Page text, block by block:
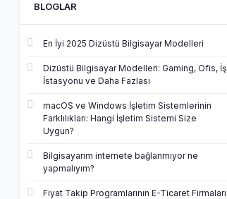
BLOGLAR
En İyi 2025 Dizüstü Bilgisayar Modelleri
Dizüstü Bilgisayar Modelleri: Gaming, Ofis, İş
İstasyonu ve Daha Fazlası
macOS ve Windows İşletim Sistemlerinin
Farklılıkları: Hangi İşletim Sistemi Size
Uygun?
Bilgisayarım internete bağlanmıyor ne
yapmalıyım?
Fiyat Takip Programlarının E-Ticaret Firmaları